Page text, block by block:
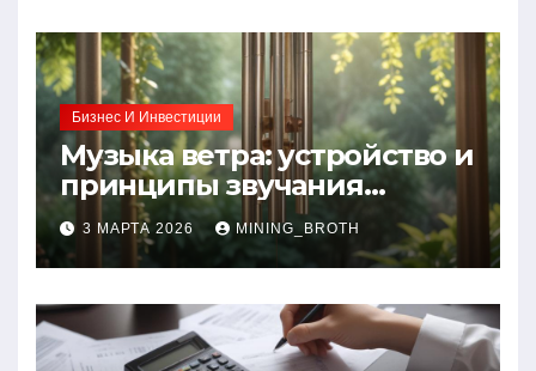
Бизнес И Инвестиции
Музыка ветра: устройство и
принципы звучания
колокольчиков
3 МАРТА 2026 MINING_BROTH